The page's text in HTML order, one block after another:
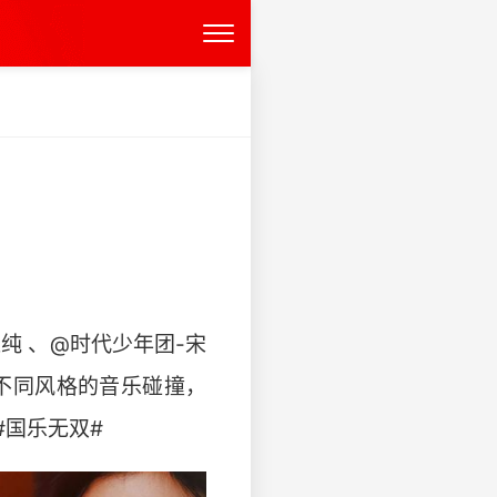
、@时代少年团-宋
风格的音乐碰撞，
乐无双#